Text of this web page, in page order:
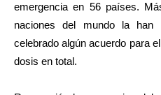
emergencia en 56 países.
naciones del mundo la
celebrado algún acuerdo para
dosis en total.